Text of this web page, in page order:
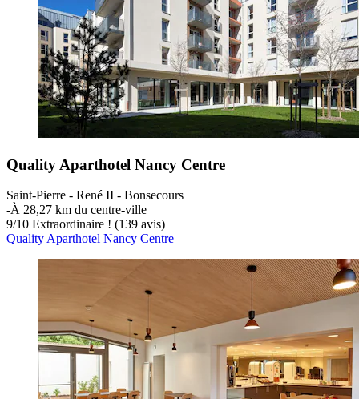
Quality Aparthotel Nancy Centre
Saint-Pierre - René II - Bonsecours
‐À 28,27 km du centre-ville
9/10 Extraordinaire ! (139 avis)
Quality Aparthotel Nancy Centre